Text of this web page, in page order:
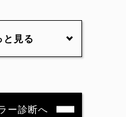
と見る
10月9日
ー診断へ